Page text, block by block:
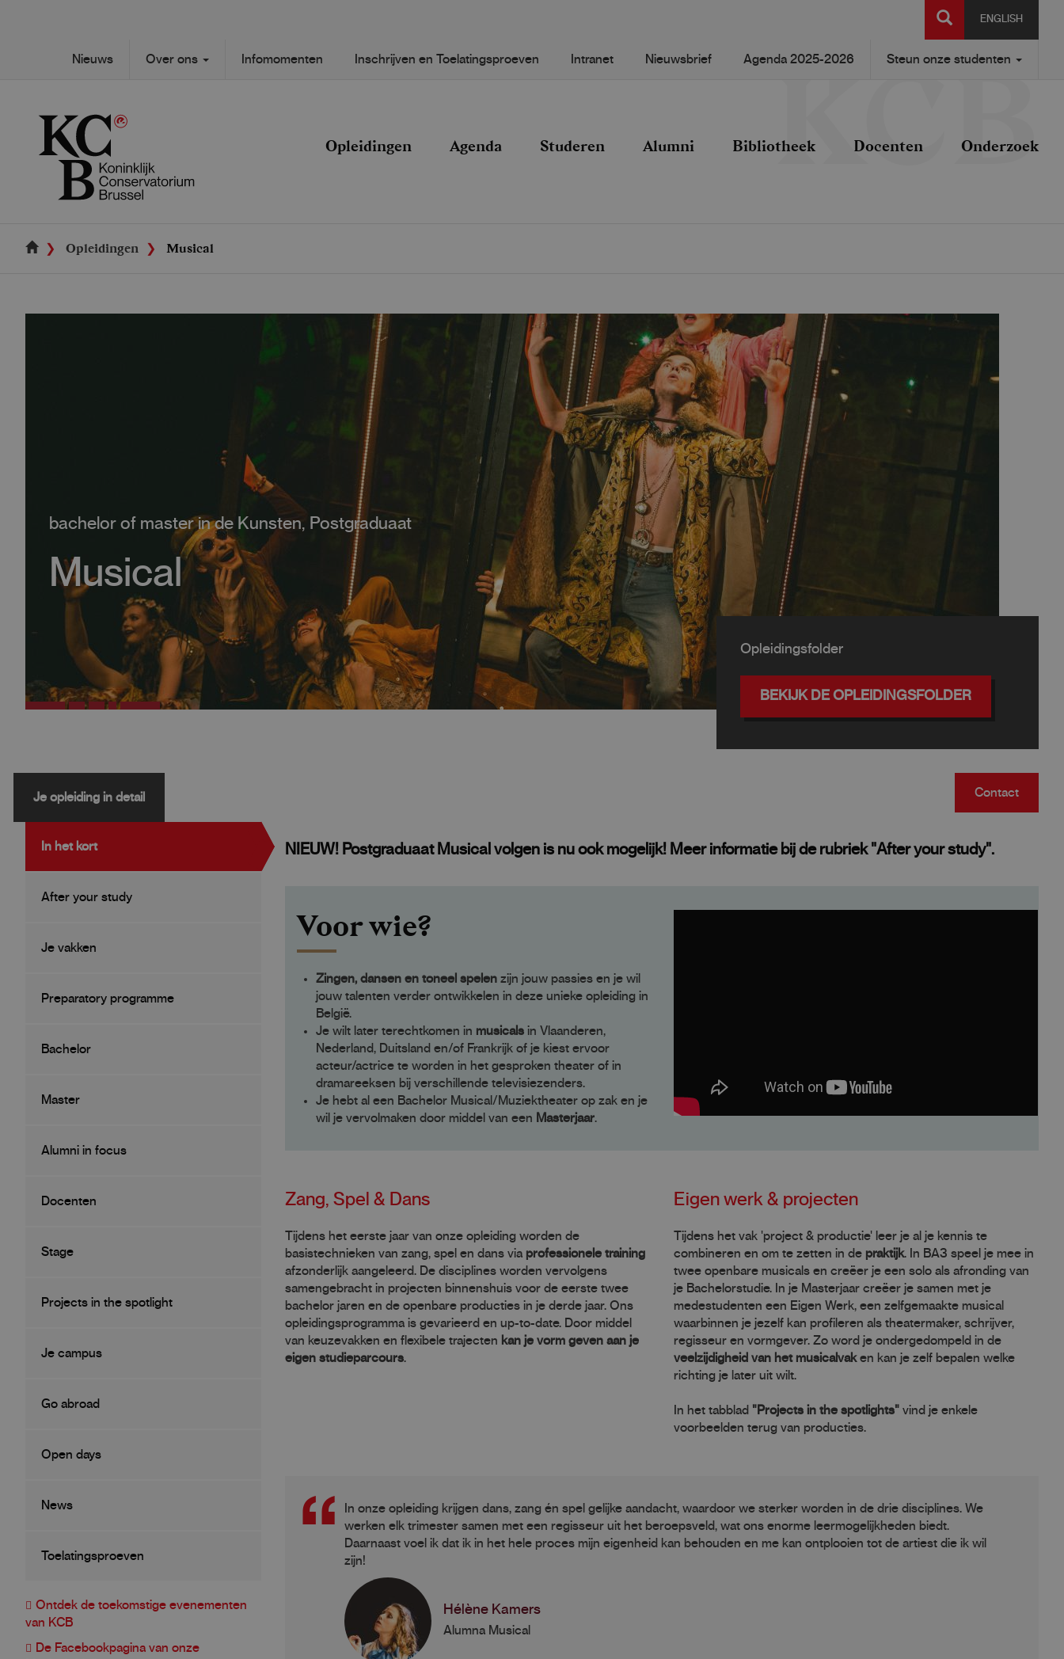
ENGLISH
SEARCH
Secondary
navigation
Nieuws Over ons Infomomenten Inschrijven en Toelatingsproeven Intranet Nieuwsbrief Agenda 2025-2026 Steun onze studenten
navigation
Opleidingen Agenda Studeren Alumni Bibliotheek Docenten Onderzoek
Opleidingen Musical
bachelor of master in de Kunsten, Postgraduaat
Musical
Opleidingsfolder
BEKIJK DE OPLEIDINGSFOLDER
Je opleiding in detail
In het kort
After your study
Je vakken
Preparatory programme
Bachelor
Master
Alumni in focus
Docenten
Stage
Projects in the spotlight
Je campus
Go abroad
Open days
News
Toelatingsproeven
Ontdek de toekomstige evenementen
van KCB
De Facebookpagina van onze
Contact
NIEUW! Postgraduaat Musical volgen is nu ook mogelijk! Meer informatie bij de rubriek "After your study".
Voor wie?
Zingen, dansen en toneel spelenzijn jouw passies en je wil
jouw talenten verder ontwikkelen in deze unieke opleiding in
België.
Je wilt later terechtkomen in musicals in Vlaanderen,
Nederland, Duitsland en/of Frankrijk of je kiest ervoor
acteur/actrice te worden in het gesproken theater of in
dramareeksen bij verschillende televisiezenders.
Je hebt al een Bachelor Musical/Muziektheater op zak en je
wil je vervolmaken door middel van een Masterjaar.
Zang, Spel & Dans
Tijdens het eerste jaar van onze opleiding worden de
basistechnieken van zang, spel en dans via professionele training
afzonderlijk aangeleerd. De disciplines worden vervolgens
samengebracht in projecten binnenshuis voor de eerste twee
bachelor jaren en de openbare producties in je derde jaar. Ons
opleidingsprogramma is gevarieerd en up-to-date. Door middel
van keuzevakken en flexibele trajecten kan je vorm geven aan je
eigen studieparcours.
Eigen werk & projecten
Tijdens het vak 'project & productie' leer je al je kennis te
combineren en om te zetten in de praktijk. In BA3 speel je mee in
twee openbare musicals en creëer je een solo als afronding van
je Bachelorstudie. In je Masterjaar creëer je samen met je
medestudenten een Eigen Werk, een zelfgemaakte musical
waarbinnen je jezelf kan profileren als theatermaker, schrijver,
regisseur en vormgever. Zo word je ondergedompeld in de
veelzijdigheid van het musicalvaken kan je zelf bepalen welke
richting je later uit wilt.
In het tabblad "Projects in the spotlights" vind je enkele
voorbeelden terug van producties.
In onze opleiding krijgen dans, zang én spel gelijke aandacht, waardoor we sterker worden in de drie disciplines. We
werken elk trimester samen met een regisseur uit het beroepsveld, wat ons enorme leermogelijkheden biedt.
Daarnaast voel ik dat ik in het hele proces mijn eigenheid kan behouden en me kan ontplooien tot de artiest die ik wil
zijn!
Hélène Kamers
Alumna Musical